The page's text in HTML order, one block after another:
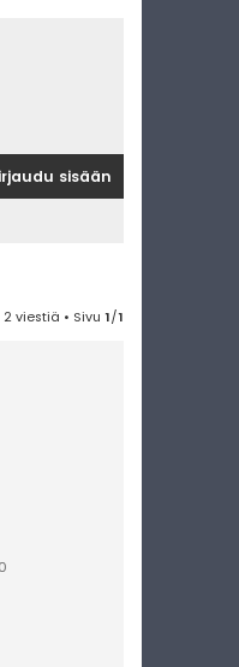
sisään
2 viestiä • Sivu 1/1